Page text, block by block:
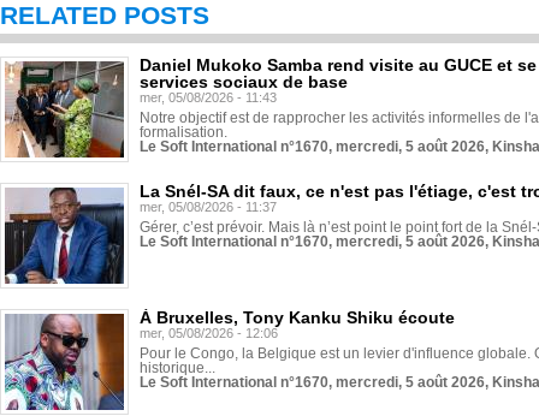
RELATED POSTS
Daniel Mukoko Samba rend visite au GUCE et
services sociaux de base
mer, 05/08/2026 - 11:43
Notre objectif est de rapprocher les activités informelles de
formalisation.
Le Soft International n°1670, mercredi, 5 août 2026,
La Snél-SA dit faux, ce n'est pas l'étiage, c'est
mer, 05/08/2026 - 11:37
Gérer, c’est prévoir. Mais là n’est point le point fort de la
Le Soft International n°1670, mercredi, 5 août 2026,
À Bruxelles, Tony Kanku Shiku écoute
mer, 05/08/2026 - 12:06
Pour le Congo, la Belgique est un levier d'influence globale.
historique...
Le Soft International n°1670, mercredi, 5 août 2026,